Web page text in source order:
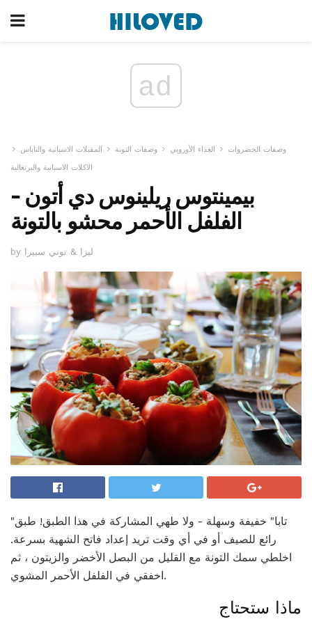
ad
وصفات الخضروات الغذاء الأوروبي وصفات التونة
المقبلات الاسبانية والتاباس
الاكلات الاسبانية والبرتغالية
بيمينتوس ريلينوس دي أتون -
الفلفل الأحمر محشو بالتونة
by ليزا & توني سييرا
"تابا" خفيفة وسهلة - ولا طهي المشاركة في هذا الطبق! طبق
رائع للصيف أو في أي وقت تريد إعداد فاتح الشهية بسرعة.
اخلطي سمك التونة مع القليل من البصل الأخضر والزيتون ، ثم
اخفقي في الفلفل الأحمر المشوي.
ماذا ستحتاج